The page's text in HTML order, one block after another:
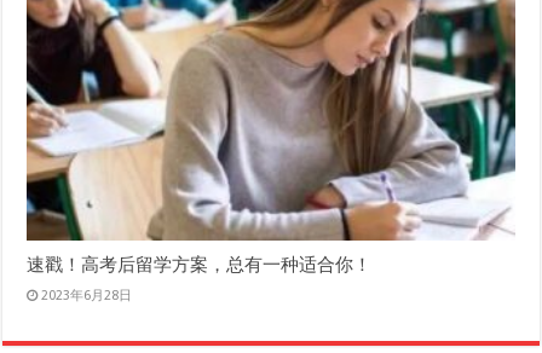
速戳！高考后留学方案，总有一种适合你！
2023年6月28日